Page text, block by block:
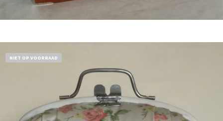
NIET OP VOORRAAD